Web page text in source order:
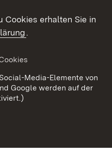
Datenschutz
Barrierefreiheit
Cookies
Cookies erhalten Sie in
.
Media-Elemente von
Google werden auf der